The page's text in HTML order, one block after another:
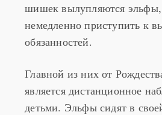
шишек вылупляются эльфы,
немедленно приступить к
обязанностей.
Главной из них от
является дистанционное
детьми. Эльфы сидят в